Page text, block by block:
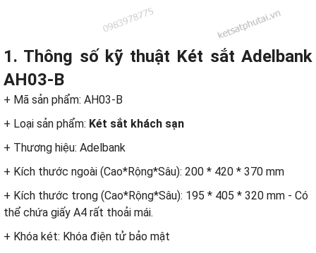
1. Thông số kỹ thuật Két sắt Adelbank
AH03-B
+ Mã sản phẩm: AH03-B
+ Loại sản phẩm: Két sắt khách sạn
+ Thương hiệu: Adelbank
+ Kích thước ngoài (Cao*Rộng*Sâu): 200 * 420 * 370 mm
+ Kích thước trong (Cao*Rộng*Sâu): 195 * 405 * 320 mm - Có
thể chứa giấy A4 rất thoải mái.
+ Khóa két: Khóa điện tử bảo mật